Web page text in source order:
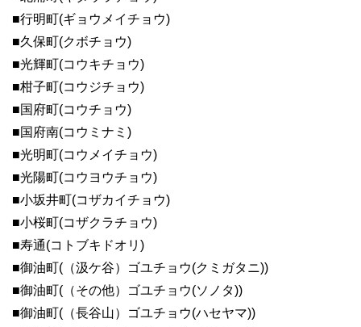
■行明町(ギョウメイチョウ)
■久保町(クボチョウ)
■光輝町(コウキチョウ)
■柑子町(コウジチョウ)
■国府町(コウチョウ)
■国府南(コウミナミ)
■光明町(コウメイチョウ)
■光陽町(コウヨウチョウ)
■小坂井町(コザカイチョウ)
■小桜町(コザクラチョウ)
■寿通(コトブキドオリ)
■御油町(（汲ケ谷）ゴユチョウ(クミガタニ))
■御油町(（その他）ゴユチョウ(ソノタ))
■御油町(（長谷山）ゴユチョウ(ハセヤマ))